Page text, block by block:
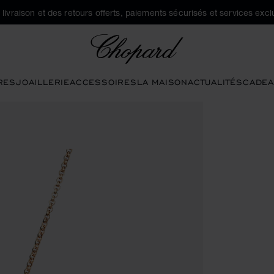
livraison et des retours offerts, paiements sécurisés et services
JOAILLERIEACCESSOIRESLA MAISONACTUALITÉS